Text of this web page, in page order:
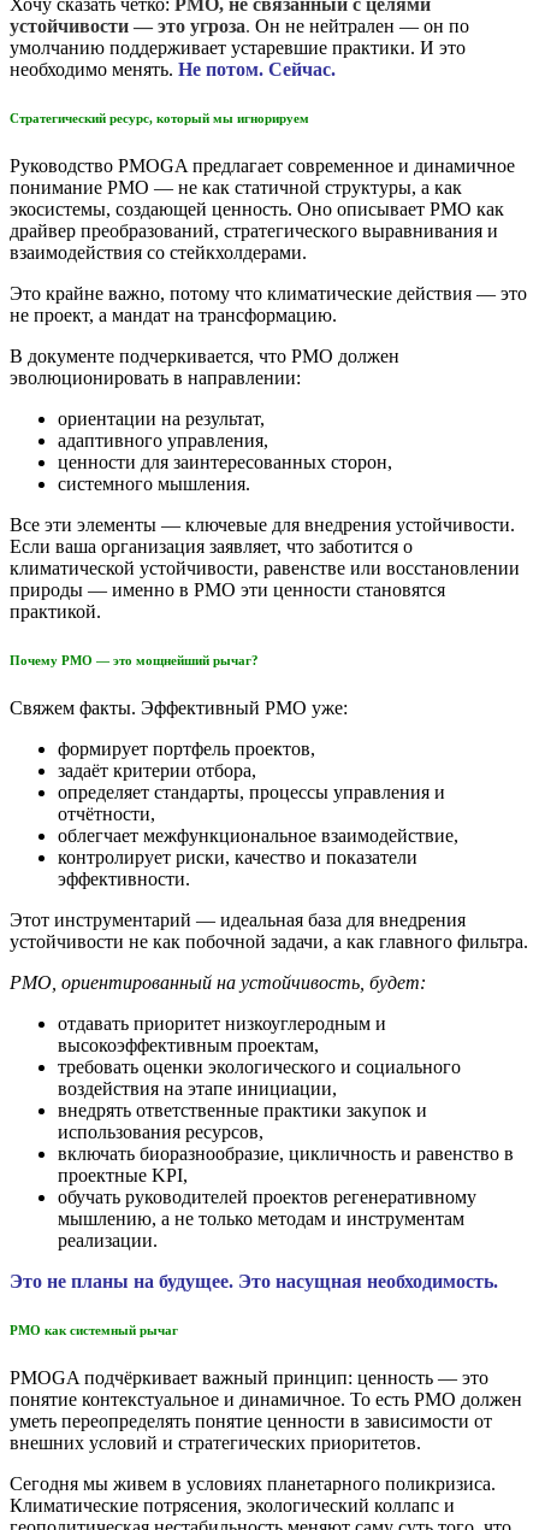
устойчивости — это угроза. Он не нейтрален — он по
умолчанию поддерживает устаревшие практики. И это
необходимо менять. Не потом. Сейчас.
Стратегический ресурс, который мы игнорируем
Руководство PMOGA предлагает современное и динамичное
понимание PMO — не как статичной структуры, а как
экосистемы, создающей ценность. Оно описывает PMO как
драйвер преобразований, стратегического выравнивания и
взаимодействия со стейкхолдерами.
Это крайне важно, потому что климатические действия — это
не проект, а мандат на трансформацию.
В документе подчеркивается, что PMO должен
эволюционировать в направлении:
ориентации на результат,
адаптивного управления,
ценности для заинтересованных сторон,
системного мышления.
Все эти элементы — ключевые для внедрения устойчивости.
Если ваша организация заявляет, что заботится о
климатической устойчивости, равенстве или восстановлении
природы — именно в PMO эти ценности становятся
практикой.
Почему PMO — это мощнейший рычаг?
Свяжем факты. Эффективный PMO уже:
формирует портфель проектов,
задаёт критерии отбора,
определяет стандарты, процессы управления и
отчётности,
облегчает межфункциональное взаимодействие,
контролирует риски, качество и показатели
эффективности.
Этот инструментарий — идеальная база для внедрения
устойчивости не как побочной задачи, а как главного фильтра.
PMO, ориентированный на устойчивость, будет:
отдавать приоритет низкоуглеродным и
высокоэффективным проектам,
требовать оценки экологического и социального
воздействия на этапе инициации,
внедрять ответственные практики закупок и
использования ресурсов,
включать биоразнообразие, цикличность и равенство в
проектные KPI,
обучать руководителей проектов регенеративному
мышлению, а не только методам и инструментам
реализации.
Это не планы на будущее. Это насущная необходимость.
PMO как системный рычаг
PMOGA подчёркивает важный принцип: ценность — это
понятие контекстуальное и динамичное. То есть PMO должен
уметь переопределять понятие ценности в зависимости от
внешних условий и стратегических приоритетов.
Сегодня мы живем в условиях планетарного поликризиса.
Климатические потрясения, экологический коллапс и